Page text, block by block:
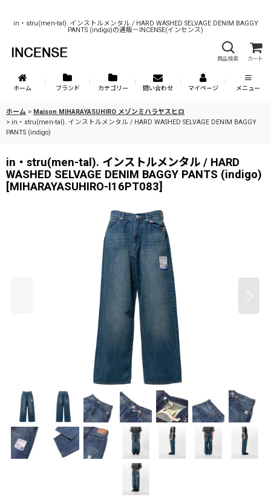
in・stru(men-tal). インストルメンタル / HARD WASHED SELVAGE DENIM BAGGY
PANTS (indigo)の通販－INCENSE(インセンス)
商品検索 カート
ホーム ブランド カテゴリー 問い合わせ マイページ メニュー
ホーム > Maison MIHARAYASUHIRO メゾンミハラヤスヒロ
> in・stru(men-tal). インストルメンタル / HARD WASHED SELVAGE DENIM BAGGY
PANTS (indigo)
in・stru(men-tal). インストルメンタル / HARD
WASHED SELVAGE DENIM BAGGY PANTS (indigo)
[MIHARAYASUHIRO-I16PT083]